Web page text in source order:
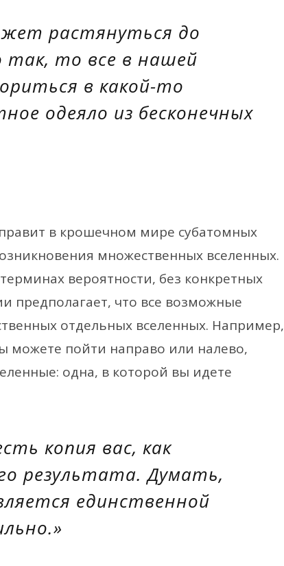
растянуться до
так, то все в нашей
в какой-то
одеяло из бесконечных
в крошечном мире субатомных
множественных вселенных.
вероятности, без конкретных
предполагает, что все возможные
отдельных вселенных. Например,
можете пойти направо или налево,
одна, в которой вы идете
копия вас, как
результата. Думать,
единственной